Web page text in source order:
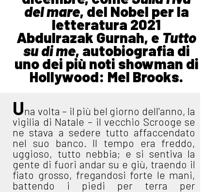
del mare, del Nobel per la
letteratura 2021
Abdulrazak Gurnah, e Tutto
su di me, autobiografia di
uno dei più noti showman di
Hollywood: Mel Brooks.
Una volta – il più bel giorno dell'anno, la
vigilia di Natale – il vecchio Scrooge se
ne stava a sedere tutto affaccendato
nel suo banco. Il tempo era freddo,
uggioso, tutto nebbia; e si sentiva la
gente di fuori andar su e giù, traendo il
fiato grosso, fregandosi forte le mani,
battendo i piedi per terra per